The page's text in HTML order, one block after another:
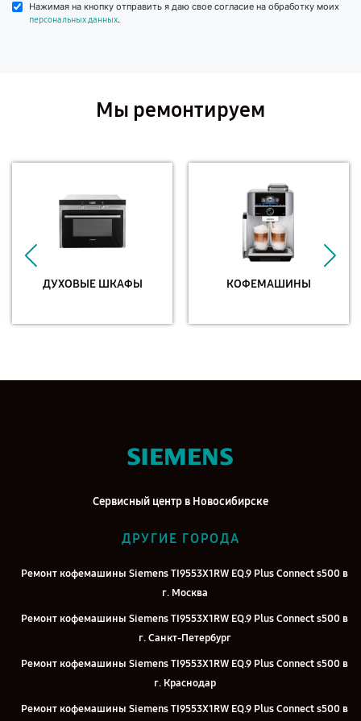
Нажимая на кнопку отправить я даю свое согласие на обработку моих
персональных данных.
Мы ремонтируем
ДУХОВЫЕ ШКАФЫ КОФЕМАШИНЫ
Сервисный центр в Новосибирске
ДРУГИЕ ГОРОДА
Ремонт кофемашины Siemens TI9553X1RW EQ.9 Plus Connect s500 в
г. Москва
Ремонт кофемашины Siemens TI9553X1RW EQ.9 Plus Connect s500 в
г. Санкт-Петербург
Ремонт кофемашины Siemens TI9553X1RW EQ.9 Plus Connect s500 в
г. Краснодар
Ремонт кофемашины Siemens TI9553X1RW EQ.9 Plus Connect s500 в